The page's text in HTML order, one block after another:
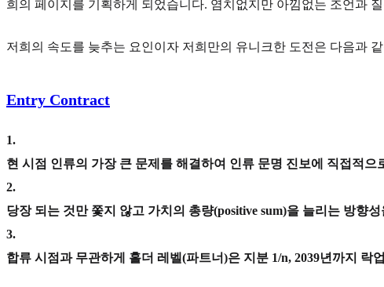
희의 페이지를 기획하게 되었습니다. 염치없지만 아낌없는 조언과
저희의 속도를 늦추는 요인이자 저희만의 유니크한 도전은 다음과
Entry Contract
1.
현 시점 인류의 가장 큰 문제를 해결하여 인류 문명 진보에 직접적으
2.
당장 되는 것만 쫓지 않고 가치의 총량(positive sum)을 늘리는 방향
3.
합류 시점과 무관하게 홀더 레벨(파트너)은 지분 1/n, 2039년까지 락